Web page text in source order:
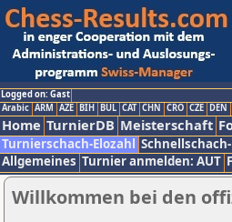
Logged on: Gast
Arabic ARM AZE BIH BUL CAT CHN CRO CZE DEN
Home TurnierDB Meisterschaft
Turnierschach-Elozahl
Allgemeines Turnier anmelden: AUT
Willkommen bei den